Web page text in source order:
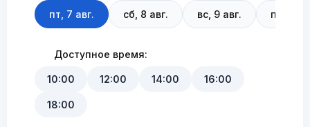
пт, 7 авг. сб, 8 авг. вс, 9 авг. пн, 10
Доступное время:
10:00 12:00 14:00 16:00
18:00